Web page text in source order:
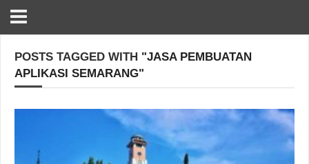
POSTS TAGGED WITH "JASA PEMBUATAN
APLIKASI SEMARANG"